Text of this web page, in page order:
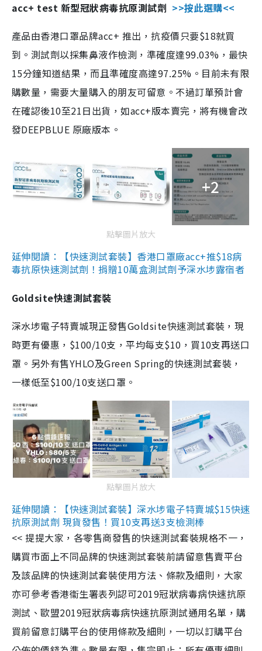
acc+ test 新型冠狀病毒抗原測試劑 >>按此選購<<
產品由香港口罩品牌acc+ 推出，抗疫價只要$18就買
到。測試劑以採集鼻液作檢測，準確度達99.03%，最快
15分鐘知道結果，而且準確度高達97.25%。目前未有限
購數量，需要大量購入的朋友可留意。不過訂單預計會
在確認後10至21日出貨，如acc+版本賣完，將有機會改
發DEEPBLUE 原廠版本。
+2
點擊圖片放大
延伸閱讀：【快速測試套裝】香港口罩廠acc+推$18病
毒抗原快速測試劑！捐贈10萬盒測試劑予深水埗露宿者
Goldsite快速測試套裝
深水埗電子特賣城現正發售Goldsite快速測試套裝，現
時更有優惠，$100/10支，平均每支$10，買10支再送口
罩。另外有售YHLO及Green Spring的快速測試套裝，
一樣低至$100/10支送口罩。
點擊圖片放大
延伸閱讀：【快速測試套裝】深水埗電子特賣城$15快速
抗原測試劑 現貨發售！買10支再送3支檢測棒
<< 提提大家，各零售商發售的快速測試套裝規格不一，
購買市面上不同品牌的快速測試套裝前請留意售賣平台
及該品牌的快速測試套裝使用方法、條款及細則，大家
亦可參考香港衞生署表列認可2019冠狀病毒病快速抗原
測試、歐盟2019冠狀病毒病快速抗原測試通用名單，購
買前留意訂購平台的使用條款及細則，一切以訂購平台